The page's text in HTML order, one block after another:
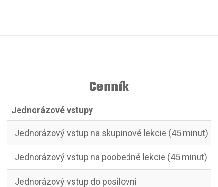
Cenník
Jednorázové vstupy
Jednorázový vstup na skupinové lekcie (45 minut)
Jednorázový vstup na poobedné lekcie (45 minut)
Jednorázový vstup do posilovni